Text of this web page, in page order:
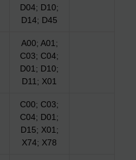
D04; D10;
D14; D45
A00; A01;
C03; C04;
D01; D10;
D11; X01
C00; C03;
C04; D01;
D15; X01;
X74; X78